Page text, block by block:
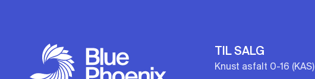
TIL SALG
Knust asfalt 0-16 (KAS)